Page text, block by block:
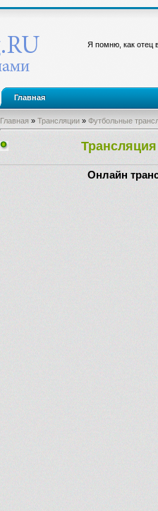
Я помню, как отец
Главная
Главная » Трансляции » Футбольные
Онлайн